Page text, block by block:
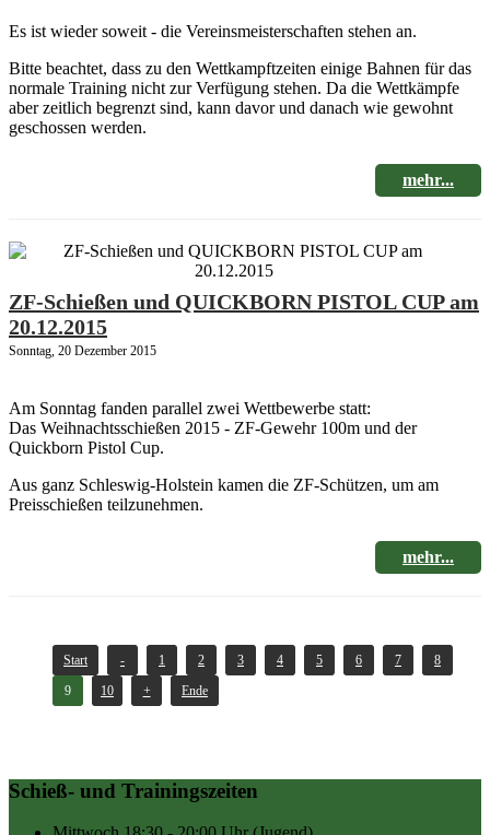
Es ist wieder soweit - die Vereinsmeisterschaften stehen an.
Bitte beachtet, dass zu den Wettkampftzeiten einige Bahnen für das
normale Training nicht zur Verfügung stehen. Da die Wettkämpfe
aber zeitlich begrenzt sind, kann davor und danach wie gewohnt
geschossen werden.
mehr...
ZF-Schießen und QUICKBORN PISTOL CUP am
20.12.2015
Sonntag, 20 Dezember 2015
Am Sonntag fanden parallel zwei Wettbewerbe statt:
Das Weihnachtsschießen 2015 - ZF-Gewehr 100m und der
Quickborn Pistol Cup.
Aus ganz Schleswig-Holstein kamen die ZF-Schützen, um am
Preisschießen teilzunehmen.
mehr...
Start - 1 2 3 4 5 6 7
8
9
10 + Ende
Schieß- und Trainingszeiten